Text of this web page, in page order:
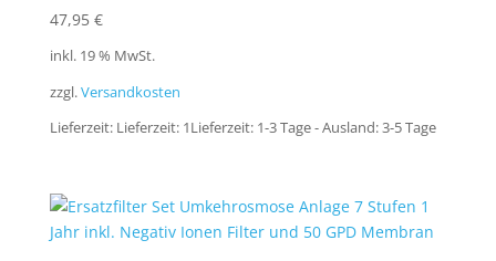
47,95 €
inkl. 19 % MwSt.
zzgl.Versandkosten
Lieferzeit: Lieferzeit: 1Lieferzeit: 1-3 Tage - Ausland: 3-5 Tage